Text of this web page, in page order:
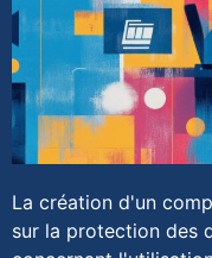
La création d'un
sur la protection des